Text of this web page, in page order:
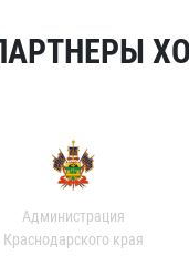
Администрация
Краснодарского края